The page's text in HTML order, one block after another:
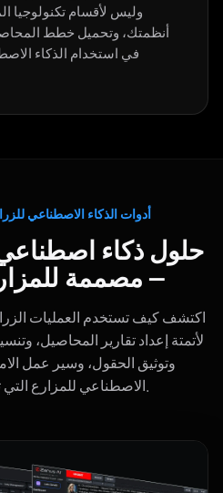
وليس لأقسام تكنولوجيا
أنظمتك، وتحميل خطط
في استخدام الذكاء
أدوات الذكاء الاصطناعي
حلول ذكاء
— مصممة
اكتشف كيف تستخدم العمليات
لأتمتة إعداد تقارير المحاصيل،
وتوثيق الحقول، وسير عمل